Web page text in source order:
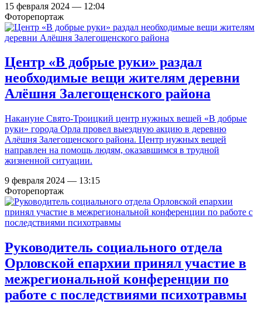
15 февраля 2024 — 12:04
Фоторепортаж
Центр «В добрые руки» раздал
необходимые вещи жителям деревни
Алёшня Залегощенского района
Накануне Свято-Троицкий центр нужных вещей «В добрые
руки» города Орла провел выездную акцию в деревню
Алёшня Залегощенского района. Центр нужных вещей
направлен на помощь людям, оказавшимся в трудной
жизненной ситуации.
9 февраля 2024 — 13:15
Фоторепортаж
Руководитель социального отдела
Орловской епархии принял участие в
межрегиональной конференции по
работе с последствиями психотравмы